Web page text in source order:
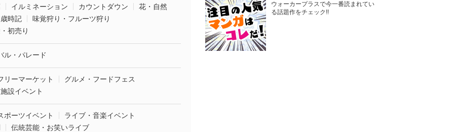
イルミネーション カウントダウン
花・自然
時記
味覚狩り・フルーツ狩り
初売り
ル・パレード
リーマーケット
グルメ・フードフェス
設イベント
ポーツイベント
ライブ・音楽イベント
伝統芸能・お笑いライブ
ウォーカープラスで今一番読まれてい
る話題作をチェック!!